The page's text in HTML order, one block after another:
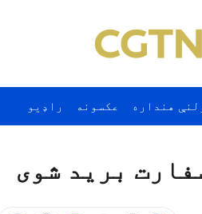
هنداره عکسونه راډيو
برید شوی